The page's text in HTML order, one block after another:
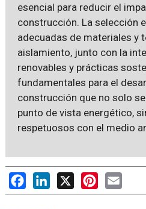
esencial para reducir el
construcción. La selección
adecuadas de materiales y
aislamiento, junto con la
renovables y prácticas
fundamentales para el
construcción que no solo
punto de vista energético,
respetuosos con el medio
FacebookLinkedIn
X PinterestEmail